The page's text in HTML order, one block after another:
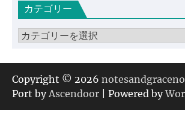
イカテゴリー
カ
ゴ
リ
ー
Copyright © 2026
Port by Ascendoor | Powered by